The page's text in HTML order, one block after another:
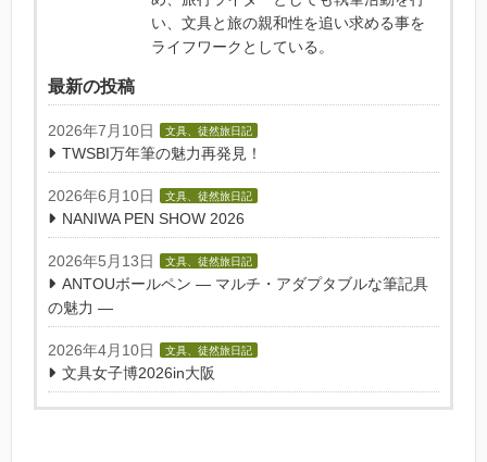
い、文具と旅の親和性を追い求める事を
ライフワークとしている。
最新の投稿
2026年7月10日 文具、徒然旅日記
TWSBI万年筆の魅力再発見！
2026年6月10日 文具、徒然旅日記
NANIWA PEN SHOW 2026
2026年5月13日 文具、徒然旅日記
ANTOUボールペン — マルチ・アダプタブルな筆記具
の魅力 —
2026年4月10日 文具、徒然旅日記
文具女子博2026in大阪